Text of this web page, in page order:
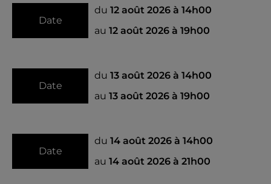
Date
du 12 août 2026 à 14h00
au 12 août 2026 à 19h00
Date
du 13 août 2026 à 14h00
au 13 août 2026 à 19h00
Date
du 14 août 2026 à 14h00
au 14 août 2026 à 21h00